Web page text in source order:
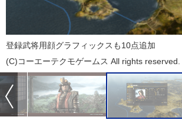
登録武将用顔グラフィックスも10点追加
(C)コーエーテクモゲームス All rights reserved.